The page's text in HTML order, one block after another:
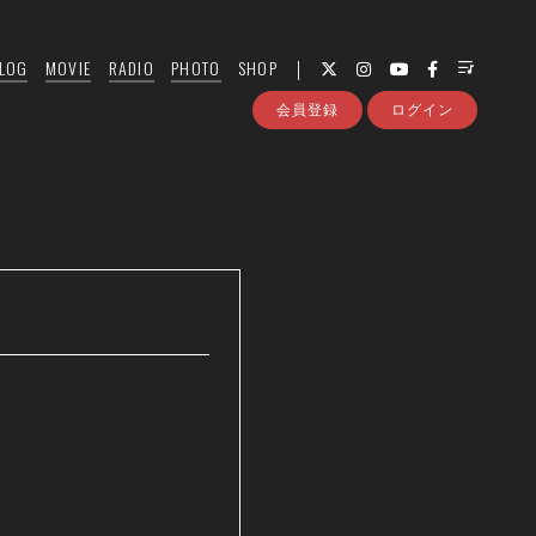
MOVIE RADIO PHOTO SHOP
会員登録 ログイン